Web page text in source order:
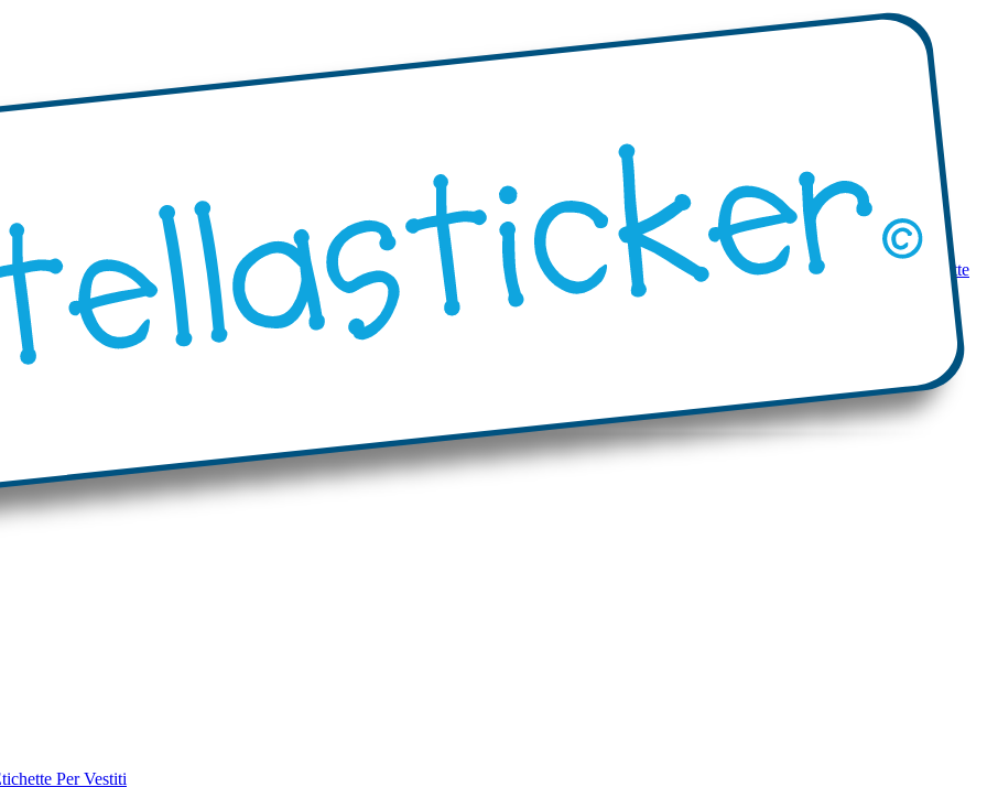
adesive con bordi ondulati Etichette adesive rotonde"Progetta i Tuoi" prodotti Mini etichette adesiveEtichette adesive mono-colore Etichette
Per Vestiti